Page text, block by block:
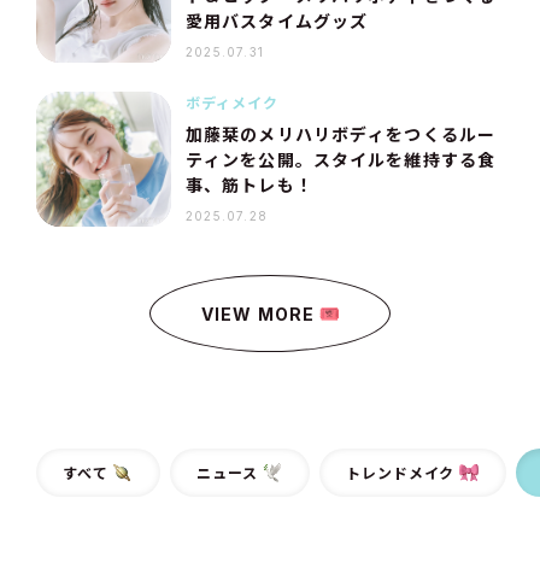
愛用バスタイムグッズ
2025.07.31
ボディメイク
加藤栞のメリハリボディをつくるルー
ティンを公開。スタイルを維持する食
事、筋トレも！
2025.07.28
VIEW MORE
すべて ニュース トレンドメイク